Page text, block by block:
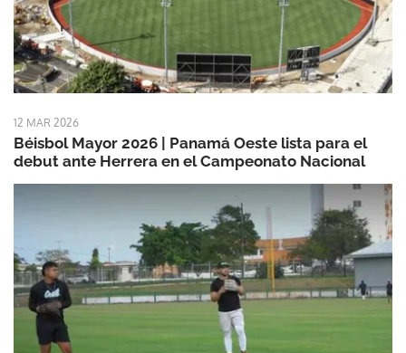
12 MAR 2026
Béisbol Mayor 2026 | Panamá Oeste lista para el
debut ante Herrera en el Campeonato Nacional